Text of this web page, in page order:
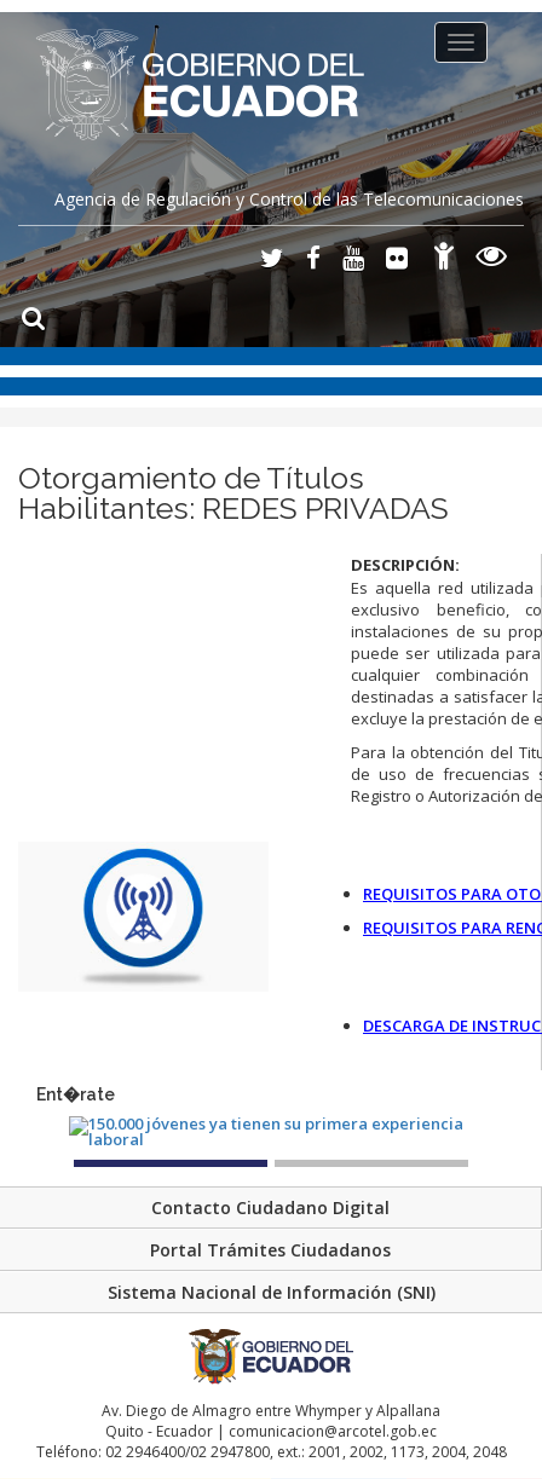
Agencia de Regulación y Control de las Telecomunicaciones
Toggle
navigation
Otorgamiento de Títulos
Habilitantes: REDES PRIVADAS
DESCRIPCIÓN:
Es aquella red
exclusivo beneficio,
instalaciones de su
puede ser utilizada
cualquier
destinadas a satisfacer
excluye la prestación de
Para la obtención del
de uso de frecuencias
Registro o Autorización
REQUISITOS PARA
REQUISITOS PARA
DESCARGA DE
Ent�rate
Contacto Ciudadano Digital
Portal Trámites Ciudadanos
Sistema Nacional de Información (SNI)
Av. Diego de Almagro entre Whymper y Alpallana
Quito - Ecuador | comunicacion@arcotel.gob.ec
Teléfono: 02 2946400/02 2947800, ext.: 2001, 2002, 1173, 2004, 2048